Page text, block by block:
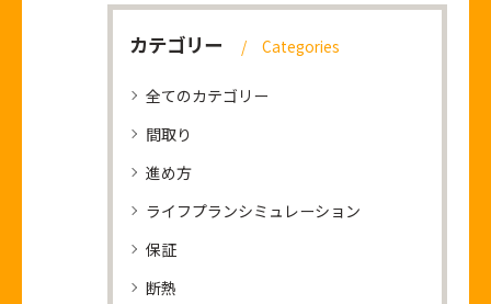
カテゴリー Categories
全てのカテゴリー
間取り
進め方
ライフプランシミュレーション
保証
断熱